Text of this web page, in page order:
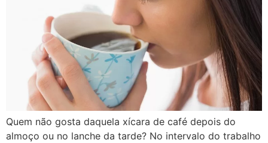
Quem não gosta daquela xícara de café depois do
almoço ou no lanche da tarde? No intervalo do trabalho